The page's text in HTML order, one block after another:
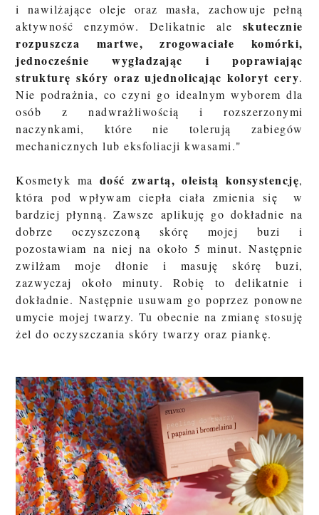
i nawilżające oleje oraz masła, zachowuje pełną
aktywność enzymów. Delikatnie ale skutecznie
rozpuszcza martwe, zrogowaciałe komórki,
jednocześnie wygładzając i poprawiając
strukturę skóry oraz ujednolicając koloryt cery.
Nie podrażnia, co czyni go idealnym wyborem dla
osób z nadwrażliwością i rozszerzonymi
naczynkami, które nie tolerują zabiegów
mechanicznych lub eksfoliacji kwasami."
Kosmetyk ma dość zwartą, oleistą konsystencję,
która pod wpływam ciepła ciała zmienia się w
bardziej płynną. Zawsze aplikuję go dokładnie na
dobrze oczyszczoną skórę mojej buzi i
pozostawiam na niej na około 5 minut. Następnie
zwilżam moje dłonie i masuję skórę buzi,
zazwyczaj około minuty. Robię to delikatnie i
dokładnie. Następnie usuwam go poprzez ponowne
umycie mojej twarzy. Tu obecnie na zmianę stosuję
żel do oczyszczania skóry twarzy oraz piankę.